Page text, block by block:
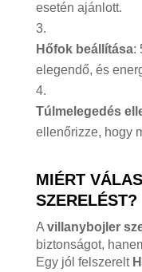
esetén ajánlott.
Hőfok beállítása:
elegendő, és
Túlmelegedés
ellenőrizze, hogy
MIÉRT
SZERELÉST?
A villanybojler
biztonságot,
Egy jól felszerelt